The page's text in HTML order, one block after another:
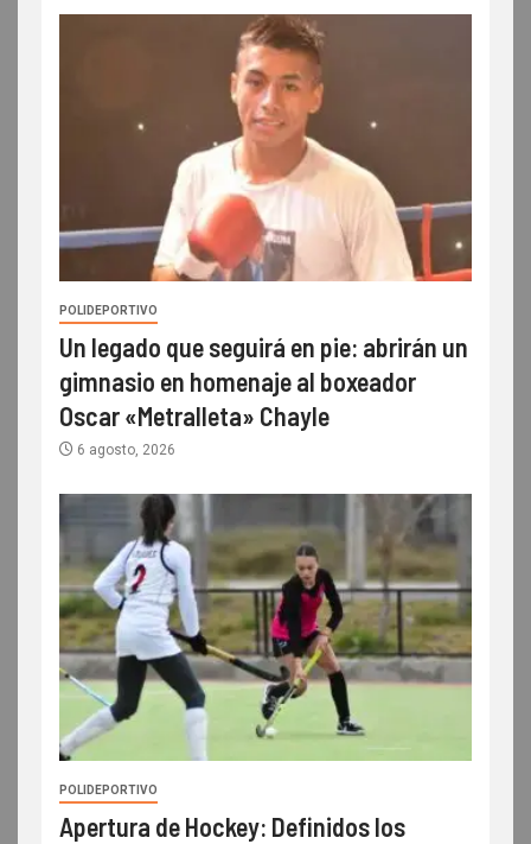
POLIDEPORTIVO
Un legado que seguirá en pie: abrirán un
gimnasio en homenaje al boxeador
Oscar «Metralleta» Chayle
6 agosto, 2026
POLIDEPORTIVO
Apertura de Hockey: Definidos los